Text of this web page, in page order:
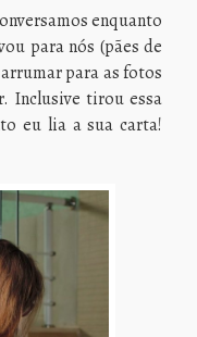
enquanto
para nós (pães de
para as fotos
Inclusive tirou essa
eu lia a sua carta!